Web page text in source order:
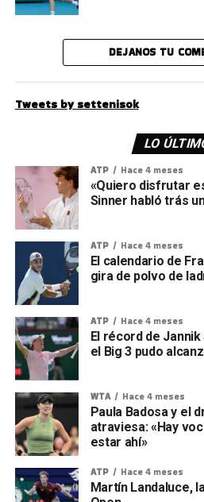
DEJANOS TU
Tweets by settenisok
LO
ATP Hace 4 meses
«Quiero disfrutar
Sinner habló trás
ATP Hace 4 meses
El calendario de
gira de polvo de
ATP Hace 4 meses
El récord de
el Big 3 pudo
WTA Hace 4 meses
Paula Badosa y el
atraviesa: «Hay
estar ahí»
ATP Hace 4 meses
Martín Landaluce,